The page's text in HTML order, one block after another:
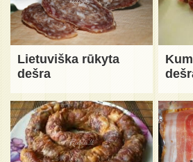
Lietuviška rūkyta
dešra